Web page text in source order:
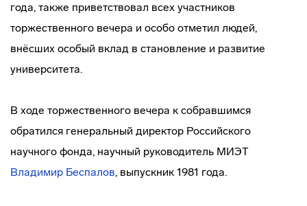
года, также приветствовал всех участников
торжественного вечера и особо отметил людей,
внёсших особый вклад в становление и развитие
университета.
В ходе торжественного вечера к собравшимся
обратился генеральный директор Российского
научного фонда, научный руководитель МИЭТ
Владимир Беспалов, выпускник 1981 года.